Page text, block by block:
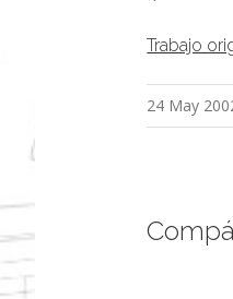
Trabajo
24 May